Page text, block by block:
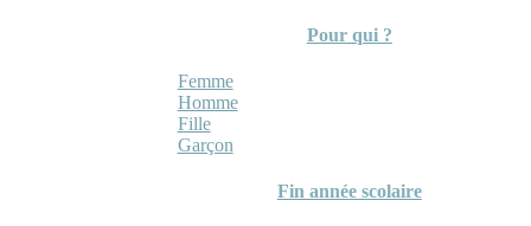
Pour qui ?
Femme
Homme
Fille
Garçon
Fin année scolaire